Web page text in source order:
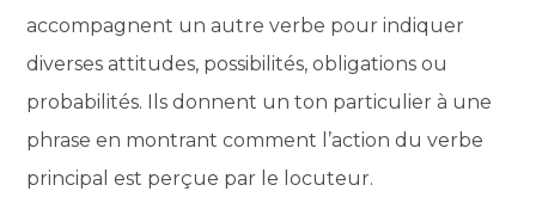
accompagnent un autre verbe pour indiquer
diverses attitudes, possibilités, obligations ou
probabilités. Ils donnent un ton particulier à une
phrase en montrant comment l’action du verbe
principal est perçue par le locuteur.